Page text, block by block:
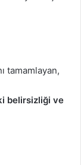
tamamlayan,
belirsizliği ve